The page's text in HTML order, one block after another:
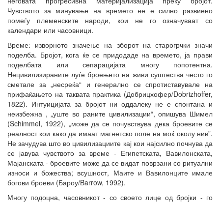
Чувството за минување на времето не е силно развиено
помеѓу племенските народи, кои не го означуваат со
календари или часовници.
Време: изворното значење на зборот на старогрчки значи
поделба. Бројот, кога ќе се придодаде на времето, ја прави
поделбата или сепарацијата многу попотентна.
Нецивилизираните луѓе броењето на живи суштества често го
сметале за „несреќа“ и генерално се спротиставувале на
прифаќањето на таквата практика (Добрицхофер/Dobrizhoffer,
1822). Интуицијата за бројот ни оддалеку не е спонтана и
неизбежна , „уште во раните цивилизации“, опишува Шимел
(Schimmel, 1922), „може да се почувствува дека броевите се
реалност кои како да имаат магнетско поле на моќ околу нив”.
Не зачудува што во цивилизациите кај кои најсилно почнува да
се јавува чувството за време - Египетската, Вавилонската,
Мајанската - броевите може да се видат поврзани со ритуални
износи и божества; всушност, Маите и Вавилонците имале
богови броеви (Бароу/Barrow, 1992).
Многу подоцна, часовникот - со своето лице од бројки - го